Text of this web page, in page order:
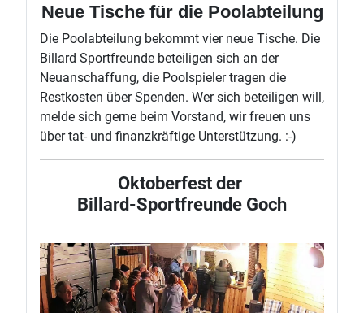
Neue Tische für die Poolabteilung
Die Poolabteilung bekommt vier neue Tische. Die
Billard Sportfreunde beteiligen sich an der
Neuanschaffung, die Poolspieler tragen die
Restkosten über Spenden. Wer sich beteiligen will,
melde sich gerne beim Vorstand, wir freuen uns
über tat- und finanzkräftige Unterstützung. :-)
Oktoberfest der
Billard-Sportfreunde Goch